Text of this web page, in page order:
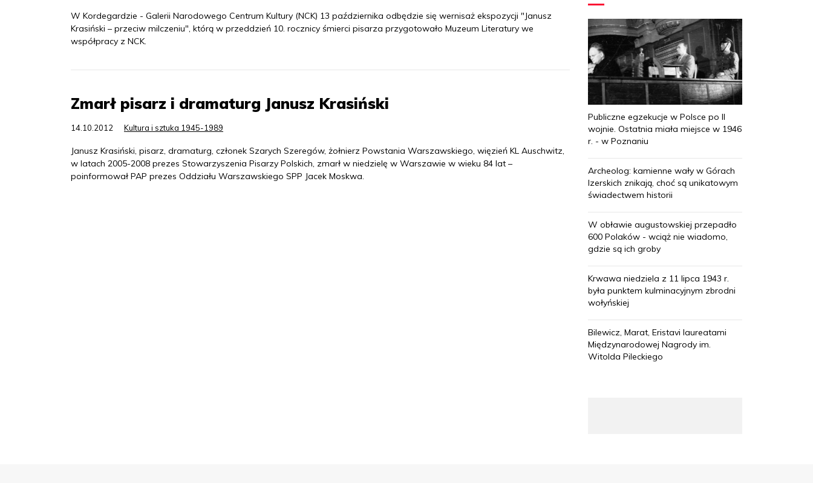
W Kordegardzie - Galerii Narodowego Centrum Kultury (NCK) 13 października odbędzie się wernisaż ekspozycji "Janusz
Krasiński – przeciw milczeniu", którą w przeddzień 10. rocznicy śmierci pisarza przygotowało Muzeum Literatury we
współpracy z NCK.
Zmarł pisarz i dramaturg Janusz Krasiński
14.10.2012 Kultura i sztuka 1945-1989
Janusz Krasiński, pisarz, dramaturg, członek Szarych Szeregów, żołnierz Powstania Warszawskiego, więzień KL Auschwitz,
w latach 2005-2008 prezes Stowarzyszenia Pisarzy Polskich, zmarł w niedzielę w Warszawie w wieku 84 lat –
poinformował PAP prezes Oddziału Warszawskiego SPP Jacek Moskwa.
Publiczne egzekucje w Polsce po II
wojnie. Ostatnia miała miejsce w 1946
r. - w Poznaniu
Archeolog: kamienne wały w Górach
Izerskich znikają, choć są unikatowym
świadectwem historii
W obławie augustowskiej przepadło
600 Polaków - wciąż nie wiadomo,
gdzie są ich groby
Krwawa niedziela z 11 lipca 1943 r.
była punktem kulminacyjnym zbrodni
wołyńskiej
Bilewicz, Marat, Eristavi laureatami
Międzynarodowej Nagrody im.
Witolda Pileckiego